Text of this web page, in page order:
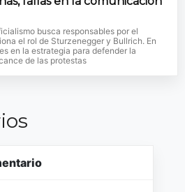
busca responsables por el
el rol de Sturzenegger y Bullrich. En
en la estrategia para defender la
de las protestas